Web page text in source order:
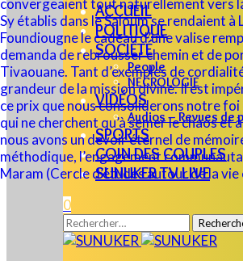
ACCUEIL
POLITIQUE
SOCIÉTÉ
People
NECROLOGIE
VIDÉOS
Audios – Revues de
SPORTS
COIN DES COUPLES
SUNUKER TV LIVE
0
Rechercher :